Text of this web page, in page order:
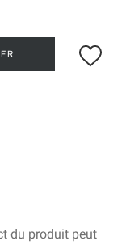
du produit peut